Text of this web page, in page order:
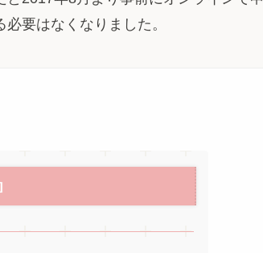
要はなくなりました。